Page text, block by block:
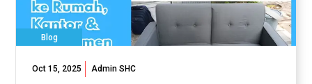
Blog
Oct 15, 2025 Admin SHC